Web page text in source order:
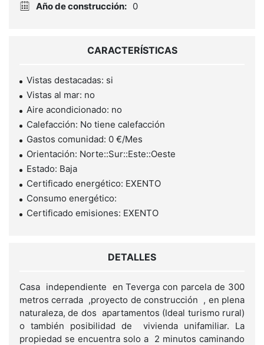
Año de construcción: 0
CARACTERÍSTICAS
Vistas destacadas: si
Vistas al mar: no
Aire acondicionado: no
Calefacción: No tiene calefacción
Gastos comunidad: 0 €/Mes
Orientación: Norte::Sur::Este::Oeste
Estado: Baja
Certificado energético: EXENTO
Consumo energético:
Certificado emisiones: EXENTO
DETALLES
Casa independiente en Teverga con parcela de 300
metros cerrada ,proyecto de construcción , en plena
naturaleza, de dos apartamentos (Ideal turismo rural)
o también posibilidad de vivienda unifamiliar. La
propiedad se encuentra solo a 2 minutos caminando